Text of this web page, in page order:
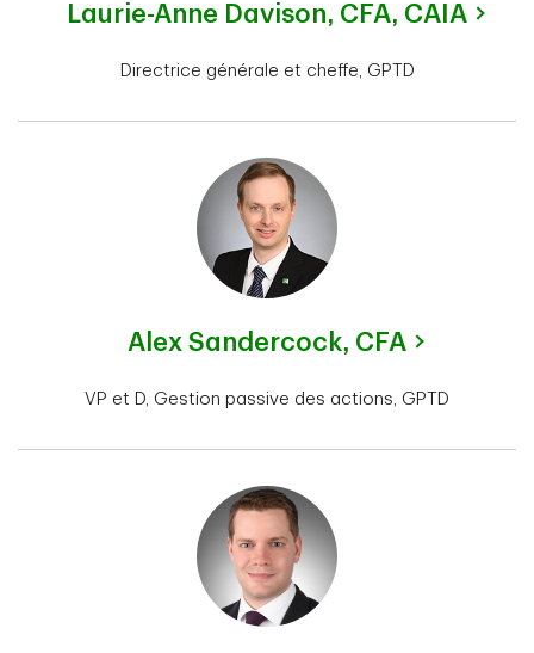
Laurie-Anne Davison, CFA, CAIA
Directrice générale et cheffe, GPTD
Alex Sandercock, CFA
VP et D, Gestion passive des actions, GPTD